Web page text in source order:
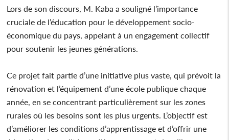
Lors de son discours, M. Kaba a souligné l’importance
cruciale de l’éducation pour le développement socio-
économique du pays, appelant à un engagement collectif
pour soutenir les jeunes générations.
Ce projet fait partie d’une initiative plus vaste, qui prévoit la
rénovation et l’équipement d’une école publique chaque
année, en se concentrant particulièrement sur les zones
rurales où les besoins sont les plus urgents. L’objectif est
d’améliorer les conditions d’apprentissage et d’offrir une